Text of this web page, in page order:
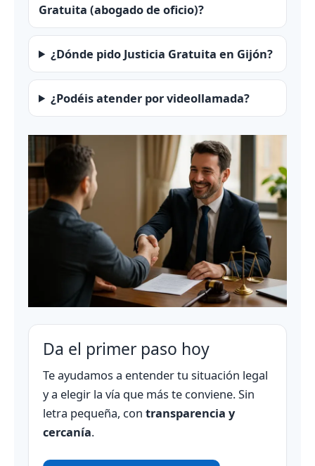
Gratuita (abogado de oficio)?
¿Dónde pido Justicia Gratuita en Gijón?
¿Podéis atender por videollamada?
Da el primer paso hoy
Te ayudamos a entender tu situación legal
y a elegir la vía que más te conviene. Sin
letra pequeña, con transparencia y
cercanía.